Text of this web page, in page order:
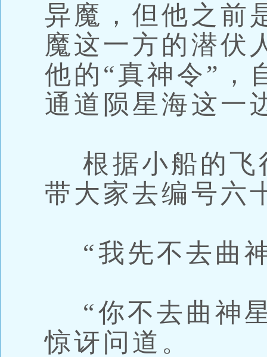
异魔，但他之前
魔这一方的潜伏
他的“真神令”，
通道陨星海这一
根据小船的飞
带大家去编号六
“我先不去曲
“你不去曲神
惊讶问道。